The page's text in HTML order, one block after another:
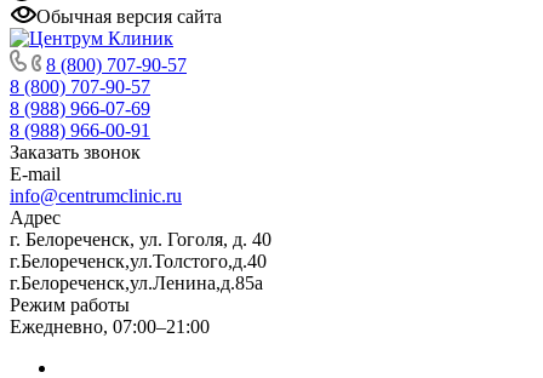
Обычная версия сайта
8 (800) 707-90-57
8 (800) 707-90-57
8 (988) 966-07-69
8 (988) 966-00-91
Заказать звонок
E-mail
info@centrumclinic.ru
Адрес
г. Белореченск, ул. Гоголя, д. 40
г.Белореченск,ул.Толстого,д.40
г.Белореченск,ул.Ленина,д.85а
Режим работы
Ежедневно, 07:00–21:00